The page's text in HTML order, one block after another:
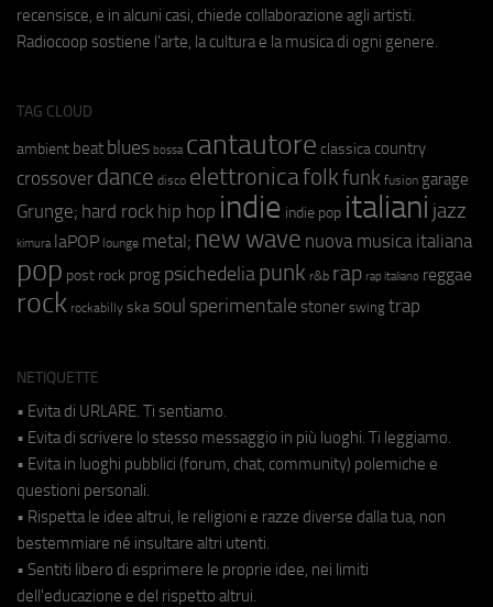
recensisce, e in alcuni casi, chiede collaborazione agli artisti.
Radiocoop sostiene l'arte, la cultura e la musica di ogni genere.
TAG CLOUD
ambient beat blues bossa cantautore classica country
crossover dance disco elettronicafolkfunk fusion garage
Grunge; hard rock hip hop indie indie pop italiani jazz
kimura laPOP lounge metal; new wave nuova musica italiana
pop post rock prog psichedeliapunk r&b rap rap italiano reggae
rock rockabilly ska soul sperimentale stoner swing trap
NETIQUETTE
• Evita di URLARE. Ti sentiamo.
• Evita di scrivere lo stesso messaggio in più luoghi. Ti leggiamo.
• Evita in luoghi pubblici (forum, chat, community) polemiche e
questioni personali.
• Rispetta le idee altrui, le religioni e razze diverse dalla tua, non
bestemmiare né insultare altri utenti.
• Sentiti libero di esprimere le proprie idee, nei limiti
dell'educazione e del rispetto altrui.